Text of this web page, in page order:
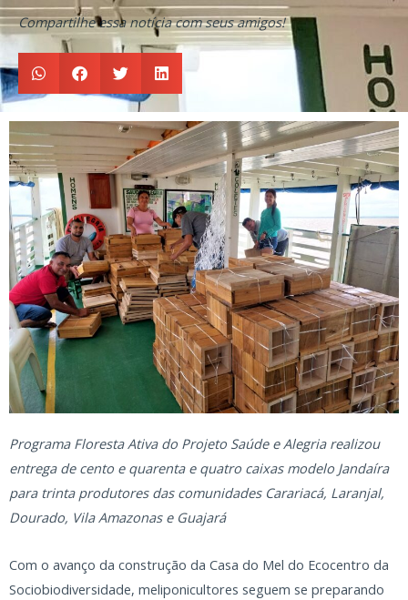
Compartilhe essa notícia com seus amigos!
Programa Floresta Ativa do Projeto Saúde e Alegria realizou
entrega de cento e quarenta e quatro caixas modelo Jandaíra
para trinta produtores das comunidades Carariacá, Laranjal,
Dourado, Vila Amazonas e Guajará
Com o avanço da construção da Casa do Mel do Ecocentro da
Sociobiodiversidade, meliponicultores seguem se preparando